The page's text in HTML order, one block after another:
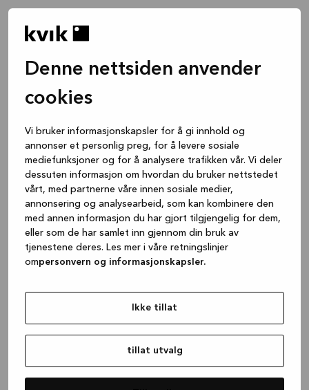
Denne nettsiden anvender
cookies
Vi bruker informasjonskapsler for å gi innhold og
annonser et personlig preg, for å levere sosiale
mediefunksjoner og for å analysere trafikken vår. Vi deler
dessuten informasjon om hvordan du bruker nettstedet
vårt, med partnerne våre innen sosiale medier,
annonsering og analysearbeid, som kan kombinere den
med annen informasjon du har gjort tilgjengelig for dem,
eller som de har samlet inn gjennom din bruk av
tjenestene deres. Les mer i våre retningslinjer
ompersonvern og informasjonskapsler.
Ikke tillat
tillat utvalg
(see the browser console for more
information).